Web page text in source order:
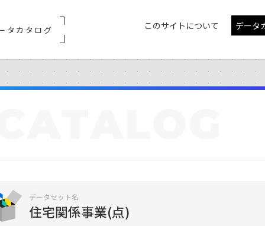
タカタログ このサイトについて データ
データセット名
住宅関係事業(点)